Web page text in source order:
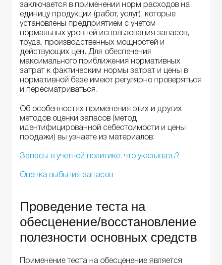
заключается в применении норм расходов на
единицу продукции (работ, услуг), которые
установлены предприятием с учетом
нормальных уровней использования запасов,
труда, производственных мощностей и
действующих цен. Для обеспечения
максимального приближения нормативных
затрат к фактическим нормы затрат и цены в
нормативной базе имеют регулярно проверяться
и пересматриваться.
Об особенностях применения этих и других
методов оценки запасов (метод
идентифицированной себестоимости и цены
продажи) вы узнаете из материалов:
Запасы в учетной политике: что указывать?
Оценка выбытия запасов
Проведение теста на
обесценение/восстановление
полезности основных средств
Применение теста на обесценение является